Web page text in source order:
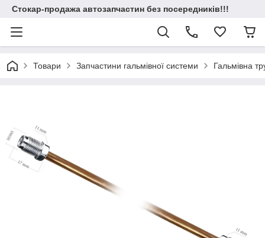
Стокар-продажа автозапчастин без посередників!!!
Товари Запчастини гальмівної системи Гальмівна